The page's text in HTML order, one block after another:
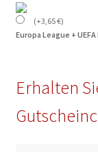
(+3,65€)
Europa League +
Erhalten